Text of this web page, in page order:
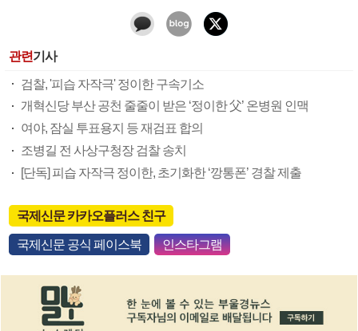
관련기사
검찰, '피습 자작극' 정이한 구속기소
개혁신당 부산 공천 줄줄이 받은 ‘정이한 父’ 온병원 인맥
여야, 잠실 투표용지 등 재검표 합의
조병길 전 사상구청장 검찰 송치
[단독] 피습 자작극 정이한, 초기화한 ‘깡통폰’ 경찰 제출
국제신문 카카오플러스 친구
국제신문 공식 페이스북 인스타그램